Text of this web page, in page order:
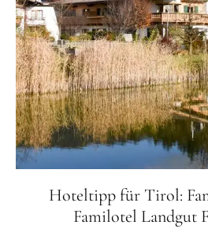
Hoteltipp für Tirol:
Familotel Landgut